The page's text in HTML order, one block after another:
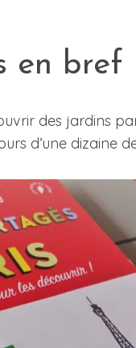
en bref
des jardins
d’une dizaine